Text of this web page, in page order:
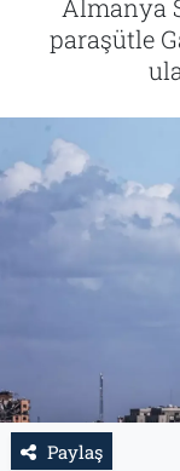
Almanya
paraşütle
Paylaş
Tarih
İletişim